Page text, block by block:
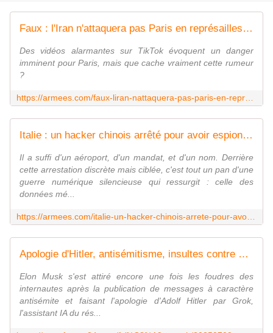
Faux : l'Iran n'attaquera pas Paris en représailles d'une bombe trouvée sur leur sol
Des vidéos alarmantes sur TikTok évoquent un danger
imminent pour Paris, mais que cache vraiment cette rumeur
?
Italie : un hacker chinois arrêté pour avoir espionné les vaccins anti-Covid américains
Il a suffi d'un aéroport, d'un mandat, et d'un nom. Derrière
cette arrestation discrète mais ciblée, c'est tout un pan d'une
guerre numérique silencieuse qui ressurgit : celle des
données mé...
Apologie d'Hitler, antisémitisme, insultes contre Erdogan : Grok, l'IA de Musk, en roue libre
Elon Musk s'est attiré encore une fois les foudres des
internautes après la publication de messages à caractère
antisémite et faisant l'apologie d'Adolf Hitler par Grok,
l'assistant IA du rés...